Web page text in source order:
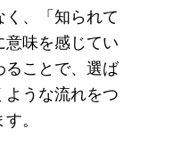
、「知られて
意味を感じてい
ることで、選ば
ような流れをつ
。